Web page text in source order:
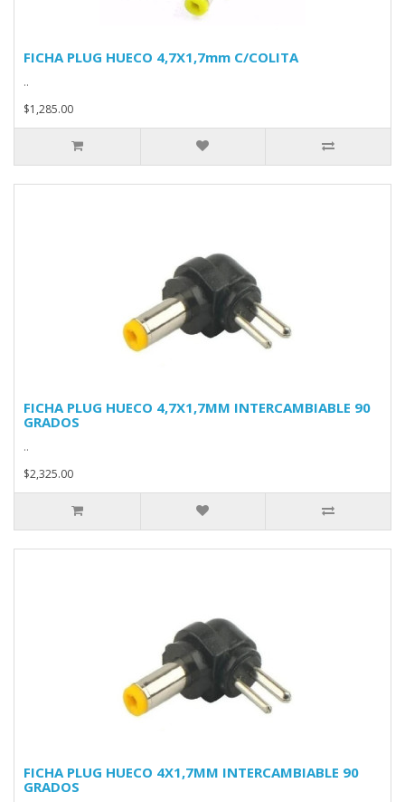
FICHA PLUG HUECO 4,7X1,7mm C/COLITA
..
$1,285.00
FICHA PLUG HUECO 4,7X1,7MM INTERCAMBIABLE 90
GRADOS
..
$2,325.00
FICHA PLUG HUECO 4X1,7MM INTERCAMBIABLE 90
GRADOS